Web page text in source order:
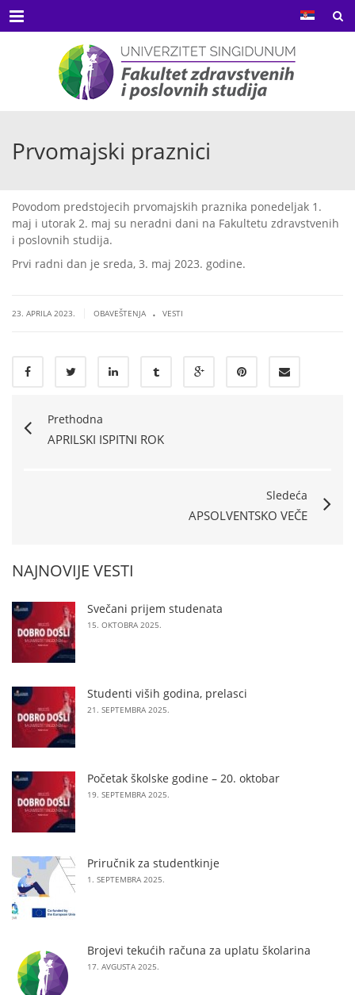
Menu
Prvomajski praznici
Povodom predstojecih prvomajskih praznika ponedeljak 1.
maj i utorak 2. maj su neradni dani na Fakultetu zdravstvenih
i poslovnih studija.
Prvi radni dan je sreda, 3. maj 2023. godine.
23. APRILA 2023. OBAVEŠTENJA . VESTI
Prethodna
APRILSKI ISPITNI ROK
Sledeća
APSOLVENTSKO VEČE
NAJNOVIJE VESTI
Svečani prijem studenata
15. OKTOBRA 2025.
Studenti viših godina, prelasci
21. SEPTEMBRA 2025.
Početak školske godine – 20. oktobar
19. SEPTEMBRA 2025.
Priručnik za studentkinje
1. SEPTEMBRA 2025.
Brojevi tekućih računa za uplatu školarina
17. AVGUSTA 2025.